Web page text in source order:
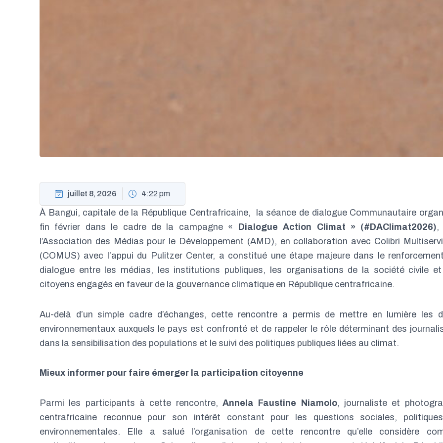
juillet 8, 2026 4:22 pm
À Bangui, capitale de la République Centrafricaine, la séance de dialogue Communautaire
fin février dans le cadre de la campagne «
Dialogue Action Climat » (#DAClimat2026),
l’Association des Médias pour le Développement (AMD), en collaboration avec Colibri
(COMUS) avec l’appui du Pulitzer Center, a constitué une étape majeure dans le
dialogue entre les médias, les institutions publiques, les organisations de la société civile
citoyens engagés en faveur de la gouvernance climatique en République centrafricaine.
Au-delà d’un simple cadre d’échanges, cette rencontre a permis de mettre en lumière les
environnementaux auxquels le pays est confronté et de rappeler le rôle déterminant des
dans la sensibilisation des populations et le suivi des politiques publiques liées au climat.
Mieux informer pour faire émerger la participation citoyenne
Parmi les participants à cette rencontre,Annela Faustine Niamolo, journaliste et
centrafricaine reconnue pour son intérêt constant pour les questions sociales,
environnementales. Elle a salué l’organisation de cette rencontre qu’elle considère